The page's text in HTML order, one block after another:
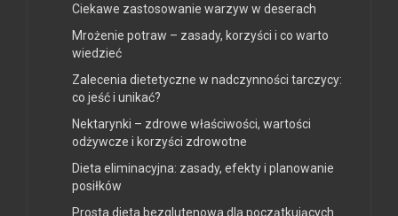
Ciekawe zastosowanie warzyw w deserach
Mrożenie potraw – zasady, korzyści i co warto
wiedzieć
Zalecenia dietetyczne w nadczynności tarczycy:
co jeść i unikać?
Nektarynki – zdrowe właściwości, wartości
odżywcze i korzyści zdrowotne
Dieta eliminacyjna: zasady, efekty i planowanie
posiłków
Prosta dieta bezglutenowa dla początkujących